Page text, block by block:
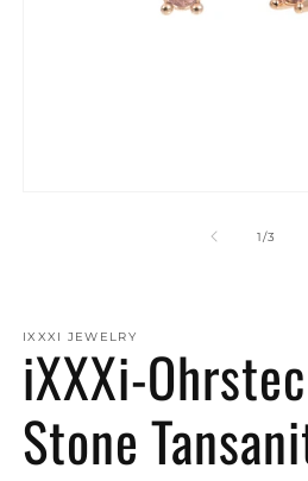
1/von
3
IXXXI JEWELRY
iXXXi-
Stone